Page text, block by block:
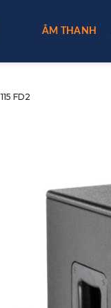
ÂM THANH
115 FD2